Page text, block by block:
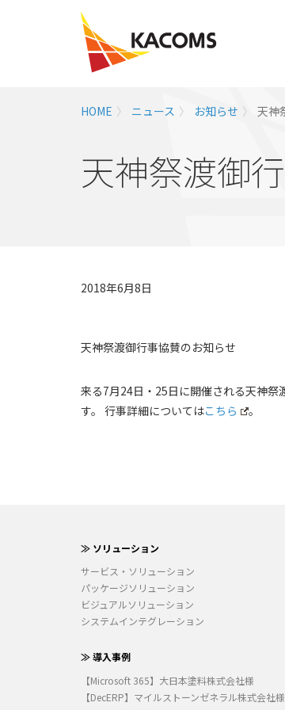
HOME ニュース お知らせ 天神
天神祭渡御
2018年6月8日
天神祭渡御行事協賛のお知らせ
来る7月24日・25日に開催される天神祭
す。 行事詳細についてはこちら 。
≫ ソリューション
サービス・ソリューション
パッケージソリューション
ビジュアルソリューション
システムインテグレーション
≫ 導入事例
【Microsoft 365】大日本塗料株式会社様
【DecERP】マイルストーンゼネラル株式会社様